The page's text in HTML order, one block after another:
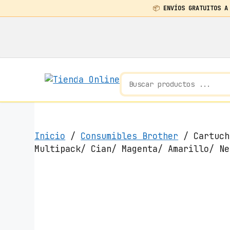
📦 ENVÍOS GRATUITOS
Inicio / Consumibles Brother /
Multipack/ Cian/ Magenta/ Amarillo/